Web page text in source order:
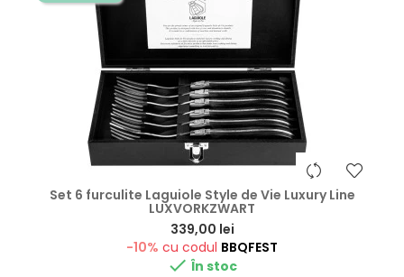
Set 6 furculite Laguiole Style de Vie Luxury Line
LUXVORKZWART
339,00 lei
-10% cu codul BBQFEST
 În stoc